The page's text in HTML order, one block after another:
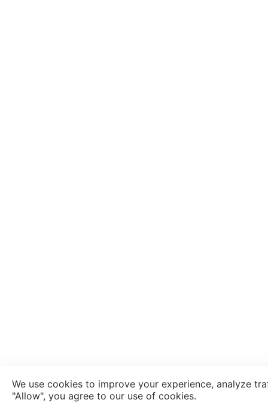
We use cookies to improve your experience, analyze
"Allow", you agree to our use of cookies.